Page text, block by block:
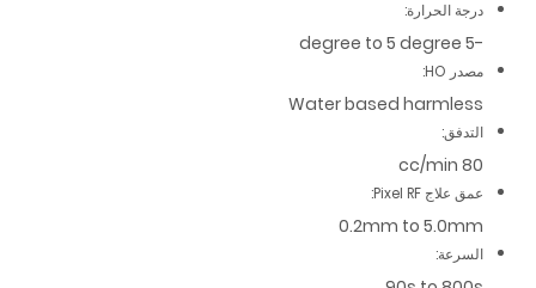
درجة الحرارة:
-5 degree to 5 degree
مصدر HO:
Water based harmless
التدفق:
80 cc/min
عمق علاج Pixel RF:
0.2mm to 5.0mm
السرعة: